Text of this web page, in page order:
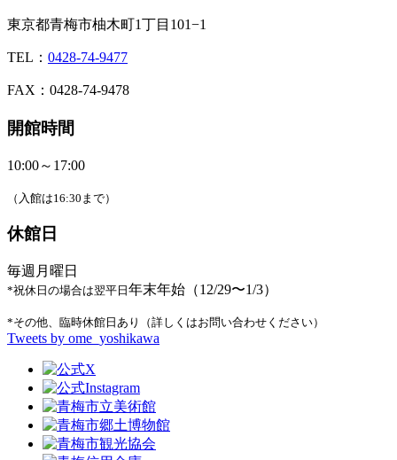
東京都青梅市柚木町1丁目101−1
TEL： 0428-74-9477
FAX：0428-74-9478
開館時間
10:00～17:00
（入館は16:30まで）
休館日
毎週月曜日
*祝休日の場合は翌平日 年末年始（12/29〜1/3）
*その他、臨時休館日あり（詳しくはお問い合わせください）
Tweets by ome_yoshikawa